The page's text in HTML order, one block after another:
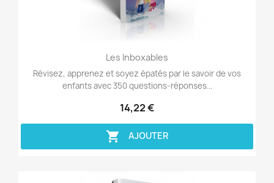
Aperçu rapide
Les Inboxables
Révisez, apprenez et soyez épatés par le savoir de vos
enfants avec 350 questions-réponses...
14,22 €
 AJOUTER